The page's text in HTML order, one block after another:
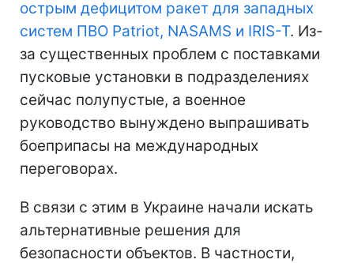
острым дефицитом ракет для западных
систем ПВО Patriot, NASAMS и IRIS-T. Из-
за существенных проблем с поставками
пусковые установки в подразделениях
сейчас полупустые, а военное
руководство вынуждено выпрашивать
боеприпасы на международных
переговорах.
В связи с этим в Украине начали искать
альтернативные решения для
безопасности объектов. В частности,